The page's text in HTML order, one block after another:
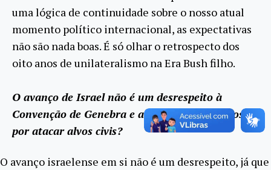
uma lógica de continuidade sobre o nosso atual
momento político internacional, as expectativas
não são nada boas. É só olhar o retrospecto dos
oito anos de unilateralismo na Era Bush filho.
O avanço de Israel não é um desrespeito à
Convenção de Genebra e aos direitos humanos
por atacar alvos civis?
O avanço israelense em si não é um desrespeito, já que